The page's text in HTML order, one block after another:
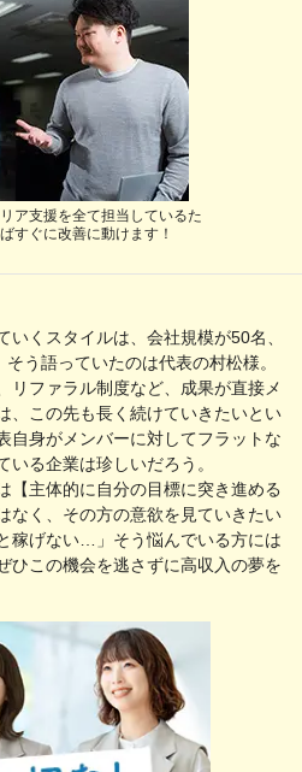
ア支援を全て担当しているた
すぐに改善に動けます！
いくスタイルは、会社規模が50名、
う語っていたのは代表の村松様。
リファラル制度など、成果が直接メ
、この先も長く続けていきたいとい
自身がメンバーに対してフラットな
る企業は珍しいだろう。
【主体的に自分の目標に突き進める
なく、その方の意欲を見ていきたい
稼げない…」そう悩んでいる方には
ひこの機会を逃さずに高収入の夢を